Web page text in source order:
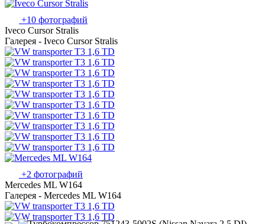
+10 фотографий
Iveco Cursor Stralis
Галерея - Iveco Cursor Stralis
+2 фотографий
Mercedes ML W164
Галерея - Mercedes ML W164